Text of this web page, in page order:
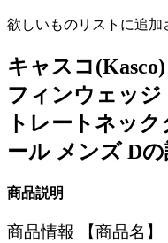
欲しいものリストに追加
キャスコ
フィンウェッ
トレートネッ
ール メンズ D
商品説明
商品情報 【商品名】